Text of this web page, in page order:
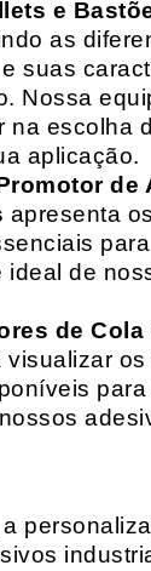
e
as
suas
Nossa
na escolha
aplicação.
de
apresenta
ideal de
de Cola
visualizar os